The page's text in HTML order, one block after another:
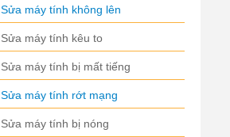
Sửa máy tính không lên
Sửa máy tính kêu to
Sửa máy tính bị mất tiếng
Sửa máy tính rớt mạng
Sửa máy tính bị nóng